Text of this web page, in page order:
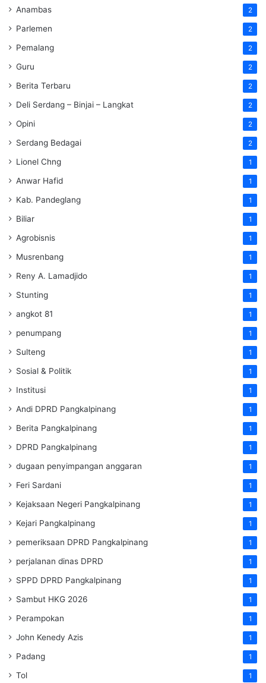
Anambas 2
Parlemen 2
Pemalang 2
Guru 2
Berita Terbaru 2
Deli Serdang – Binjai – Langkat 2
Opini 2
Serdang Bedagai 2
Lionel Chng 1
Anwar Hafid 1
Kab. Pandeglang 1
Biliar 1
Agrobisnis 1
Musrenbang 1
Reny A. Lamadjido 1
Stunting 1
angkot 81 1
penumpang 1
Sulteng 1
Sosial & Politik 1
Institusi 1
Andi DPRD Pangkalpinang 1
Berita Pangkalpinang 1
DPRD Pangkalpinang 1
dugaan penyimpangan anggaran 1
Feri Sardani 1
Kejaksaan Negeri Pangkalpinang 1
Kejari Pangkalpinang 1
pemeriksaan DPRD Pangkalpinang 1
perjalanan dinas DPRD 1
SPPD DPRD Pangkalpinang 1
Sambut HKG 2026 1
Perampokan 1
John Kenedy Azis 1
Padang 1
Tol 1